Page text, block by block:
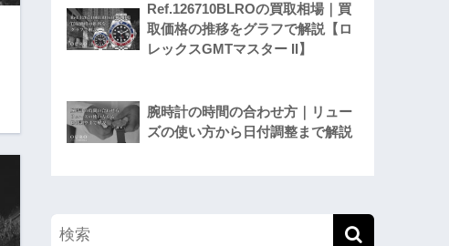
Ref.126710BLROの買取相場｜買
取価格の推移をグラフで解説【ロ
レックスGMTマスター II】
腕時計の時間の合わせ方｜リュー
ズの使い方から日付調整まで解説